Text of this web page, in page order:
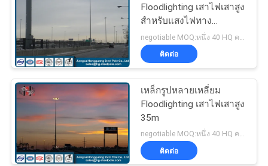
ใบ
เสนอ
ราคา
แผนผัง
เว็บไซต์
อาคารโทรคมนาคม
Floodlighting เสาไฟเสาสูง
สำหรับแสงไฟทาง
มอเตอร์เวย์
ติดต่อ
เหล็กรูปหลายเหลี่ยม
Floodlighting เสาไฟเสาสูง
35m
negotiable MOQ:หนึ่ง 40 HQ คอนเทนเนอร์
ติดต่อ